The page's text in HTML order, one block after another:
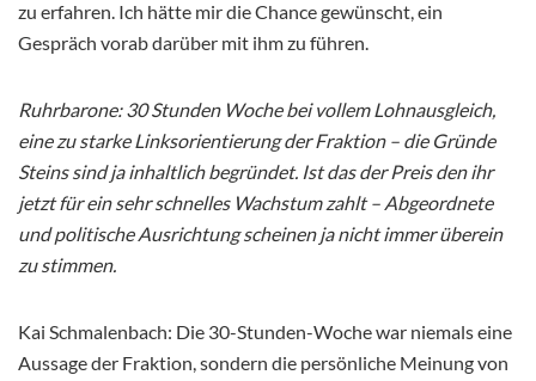
zu erfahren. Ich hätte mir die Chance gewünscht, ein
Gespräch vorab darüber mit ihm zu führen.
Ruhrbarone: 30 Stunden Woche bei vollem Lohnausgleich,
eine zu starke Linksorientierung der Fraktion – die Gründe
Steins sind ja inhaltlich begründet. Ist das der Preis den ihr
jetzt für ein sehr schnelles Wachstum zahlt – Abgeordnete
und politische Ausrichtung scheinen ja nicht immer überein
zu stimmen.
Kai Schmalenbach: Die 30-Stunden-Woche war niemals eine
Aussage der Fraktion, sondern die persönliche Meinung von